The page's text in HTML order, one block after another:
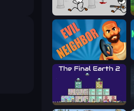
Escaping the Prison
Evil Neighbor
The Final Earth 2